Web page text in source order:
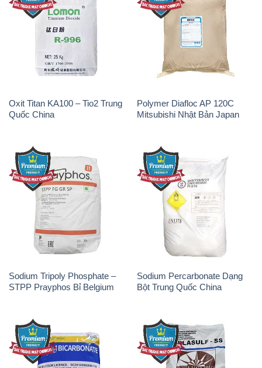
Oxit Titan KA100 – Tio2 Trung
Quốc China
Polymer Diafloc AP 120C
Mitsubishi Nhật Bản Japan
Sodium Tripoly Phosphate –
STPP Prayphos Bỉ Belgium
Sodium Percarbonate Dạng
Bột Trung Quốc China